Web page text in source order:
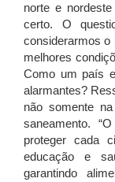
norte e
certo. O
considerarmos o
melhores
Como um país
alarmantes?
não somente
saneamento.
proteger cada
educação e
garantindo